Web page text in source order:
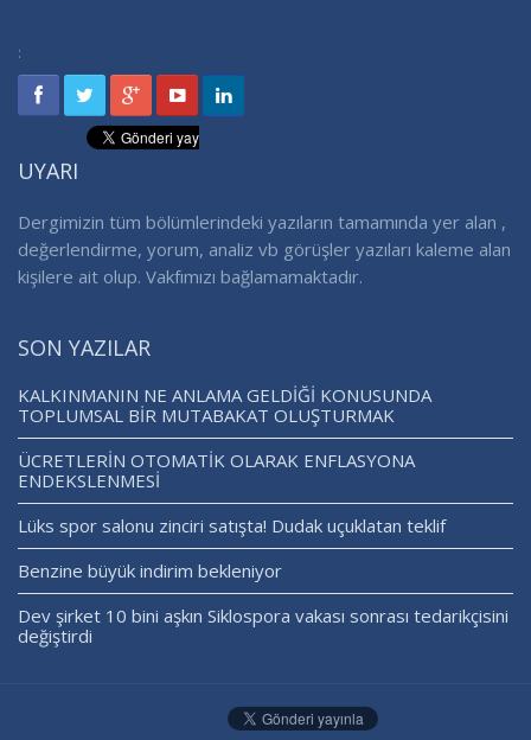
:
UYARI
Dergimizin tüm bölümlerindeki yazıların tamamında yer alan ,
değerlendirme, yorum, analiz vb görüşler yazıları kaleme alan
kişilere ait olup. Vakfımızı bağlamamaktadır.
SON YAZILAR
KALKINMANIN NE ANLAMA GELDİĞİ KONUSUNDA
TOPLUMSAL BİR MUTABAKAT OLUŞTURMAK
ÜCRETLERİN OTOMATİK OLARAK ENFLASYONA
ENDEKSLENMESİ
Lüks spor salonu zinciri satışta! Dudak uçuklatan teklif
Benzine büyük indirim bekleniyor
Dev şirket 10 bini aşkın Siklospora vakası sonrası tedarikçisini
değiştirdi